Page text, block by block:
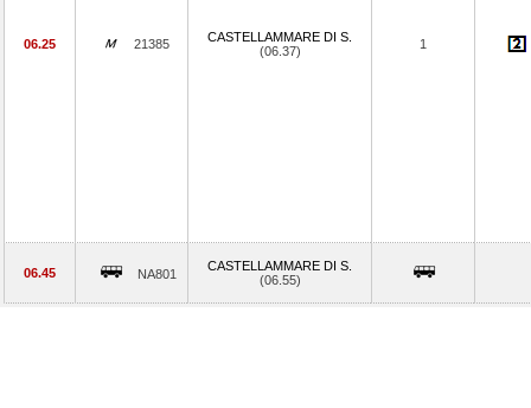
06.25 21385
CASTELLAMMARE DI S.
(06.37)
1
06.45 NA801
CASTELLAMMARE DI S.
(06.55)